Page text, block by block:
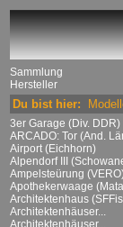
Sammlung
Hersteller
Du bist hier:
3er Garage (Div. DDR)
ARCADO: Tor (And.
Airport (Eichhorn)
Alpendorf III
Ampelsteürung
Apothekerwaage
Architektenhaus
Architektenhäuser...
Architektenhäuser...